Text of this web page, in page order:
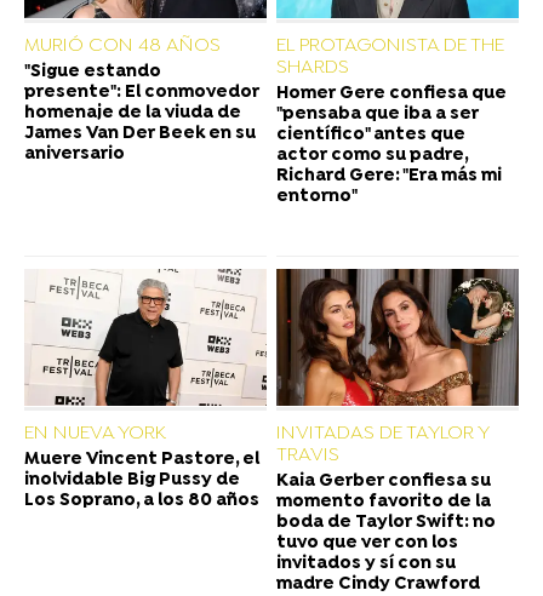
MURIÓ CON 48 AÑOS
"Sigue estando
presente": El conmovedor
homenaje de la viuda de
James Van Der Beek en su
aniversario
EL PROTAGONISTA DE THE
SHARDS
Homer Gere confiesa que
"pensaba que iba a ser
científico" antes que
actor como su padre,
Richard Gere: "Era más mi
entorno"
EN NUEVA YORK
Muere Vincent Pastore, el
inolvidable Big Pussy de
Los Soprano, a los 80 años
INVITADAS DE TAYLOR Y
TRAVIS
Kaia Gerber confiesa su
momento favorito de la
boda de Taylor Swift: no
tuvo que ver con los
invitados y sí con su
madre Cindy Crawford